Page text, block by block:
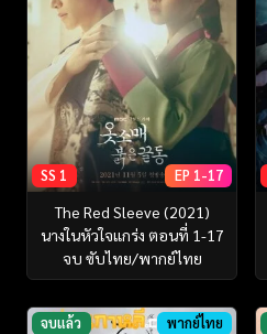
SS 1 EP 1-17
The Red Sleeve (2021)
นางในหัวใจแกร่ง ตอนที่ 1-17
จบ ซับไทย/พากย์ไทย
จบแล้ว พากย์ไทย